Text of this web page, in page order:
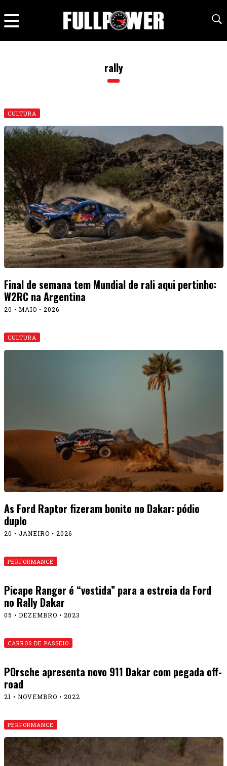
rally
CULTURA
Final de semana tem Mundial de rali aqui pertinho:
W2RC na Argentina
20 • MAIO • 2026
CULTURA
As Ford Raptor fizeram bonito no Dakar: pódio
duplo
20 • JANEIRO • 2026
PERFORMANCE
Picape Ranger é “vestida” para a estreia da Ford
no Rally Dakar
05 • DEZEMBRO • 2023
CARROS DE PASSEIO
POrsche apresenta novo 911 Dakar com pegada off-
road
21 • NOVEMBRO • 2022
PERFORMANCE